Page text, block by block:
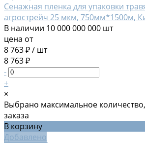
Сенажная пленка для упаковки
агрострейч 25 мкм, 750мм*1500м,
В наличии 10 000 000 000 шт
цена от
8 763 ₽/ шт
8 763 ₽
-
+
×
Выбрано максимальное
заказа
В корзину
Добавлено